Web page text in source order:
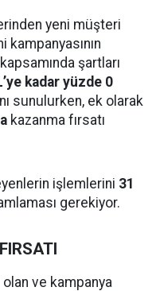
yeni müşteri
kapsamında şartları
kadar yüzde 0
sunulurken, ek olarak
kazanma fırsatı
işlemlerini 31
gerekiyor.
ve kampanya